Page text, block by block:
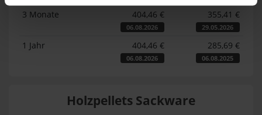
3 Monate 404,46 €
06.08.2026
355,41 €
29.05.2026
1 Jahr 404,46 €
06.08.2026
285,69 €
06.08.2025
Holzpellets Sackware